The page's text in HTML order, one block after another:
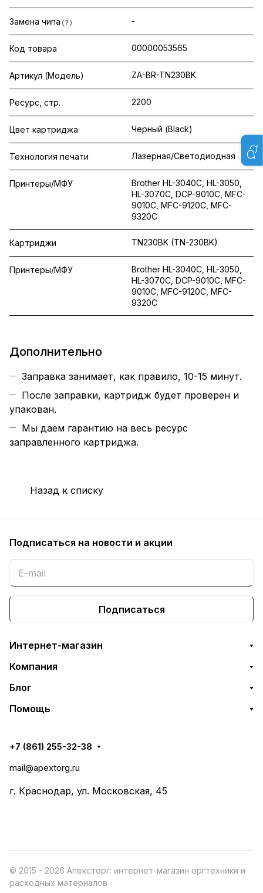
Замена чипа ? -
Код товара 00000053565
Артикул (Модель) ZA-BR-TN230BK
Ресурс, стр. 2200
Цвет картриджа Черный (Black)
Технология печати Лазерная/Светодиодная
Принтеры/МФУ
Brother HL-3040C, HL-3050,
HL-3070C, DCP-9010C, MFC-
9010C, MFC-9120C, MFC-
9320C
Картриджи TN230BK (TN-230BK)
Принтеры/МФУ
Brother HL-3040C, HL-3050,
HL-3070C, DCP-9010C, MFC-
9010C, MFC-9120C, MFC-
9320C
Дополнительно
Заправка занимает, как правило, 10-15 минут.
После заправки, картридж будет проверен и
упакован.
Мы даем гарантию на весь ресурс
заправленного картриджа.
Назад к списку
Подписаться на новости и акции
Подписаться
Интернет-магазин
Компания
Блог
Помощь
+7 (861) 255-32-38
mail@apextorg.ru
г. Краснодар, ул. Московская, 45
© 2015 - 2026 Апексторг: интернет-магазин оргтехники и
расходных материалов